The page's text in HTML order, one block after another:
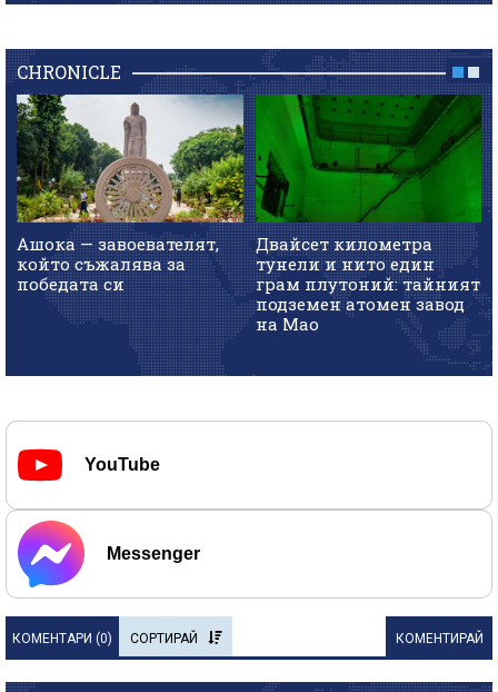
CHRONICLE
Ашока — завоевателят,
който съжалява за
победата си
Двайсет километра
тунели и нито един
грам плутоний: тайният
подземен атомен завод
на Мао
YouTube
Messenger
КОМЕНТАРИ (0) СОРТИРАЙ КОМЕНТИРАЙ